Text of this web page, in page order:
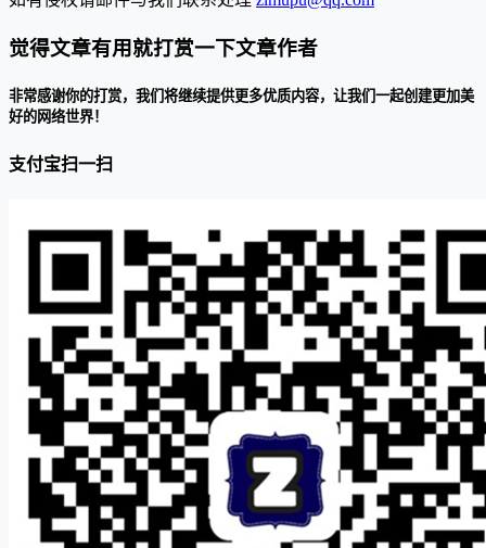
觉得文章有用就打赏一下文章作者
非常感谢你的打赏，我们将继续提供更多优质内容，让我们一起创建更加美
好的网络世界！
支付宝扫一扫